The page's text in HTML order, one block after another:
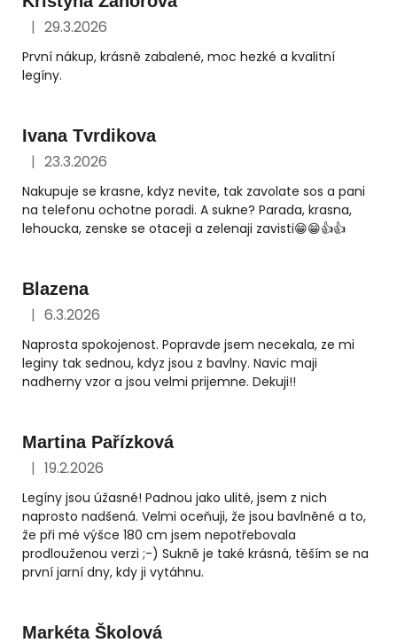
Hodnocení obchodu je 5 z 5 hvězdiček.
| 29.3.2026
První nákup, krásně zabalené, moc hezké a kvalitní
legíny.
Ivana Tvrdikova
Hodnocení obchodu je 5 z 5 hvězdiček.
| 23.3.2026
Nakupuje se krasne, kdyz nevite, tak zavolate sos a pani
na telefonu ochotne poradi. A sukne? Parada, krasna,
lehoucka, zenske se otaceji a zelenaji zavisti😁😁👍👍
Blazena
Hodnocení obchodu je 5 z 5 hvězdiček.
| 6.3.2026
Naprosta spokojenost. Popravde jsem necekala, ze mi
leginy tak sednou, kdyz jsou z bavlny. Navic maji
nadherny vzor a jsou velmi prijemne. Dekuji!!
Martina Pařízková
Hodnocení obchodu je 5 z 5 hvězdiček.
| 19.2.2026
Legíny jsou úžasné! Padnou jako ulité, jsem z nich
naprosto nadšená. Velmi oceňuji, že jsou bavlněné a to,
že při mé výšce 180 cm jsem nepotřebovala
prodlouženou verzi ;-) Sukně je také krásná, těším se na
první jarní dny, kdy ji vytáhnu.
Markéta Školová
×
Je libo SLEVA 15 %
POŠLETE MI SLEVU